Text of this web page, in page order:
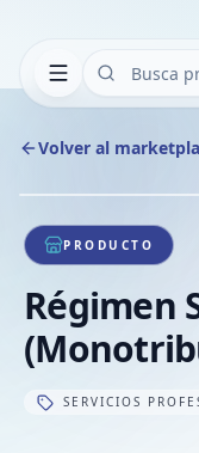
Volver al
1/1
PRODUCTO
Régimen
SERVICIOS